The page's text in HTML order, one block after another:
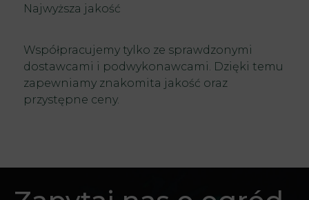
Najwyższa jakość
Współpracujemy tylko ze sprawdzonymi
dostawcami i podwykonawcami. Dzięki temu
zapewniamy znakomita jakość oraz
przystępne ceny.